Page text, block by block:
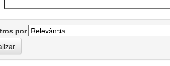
por